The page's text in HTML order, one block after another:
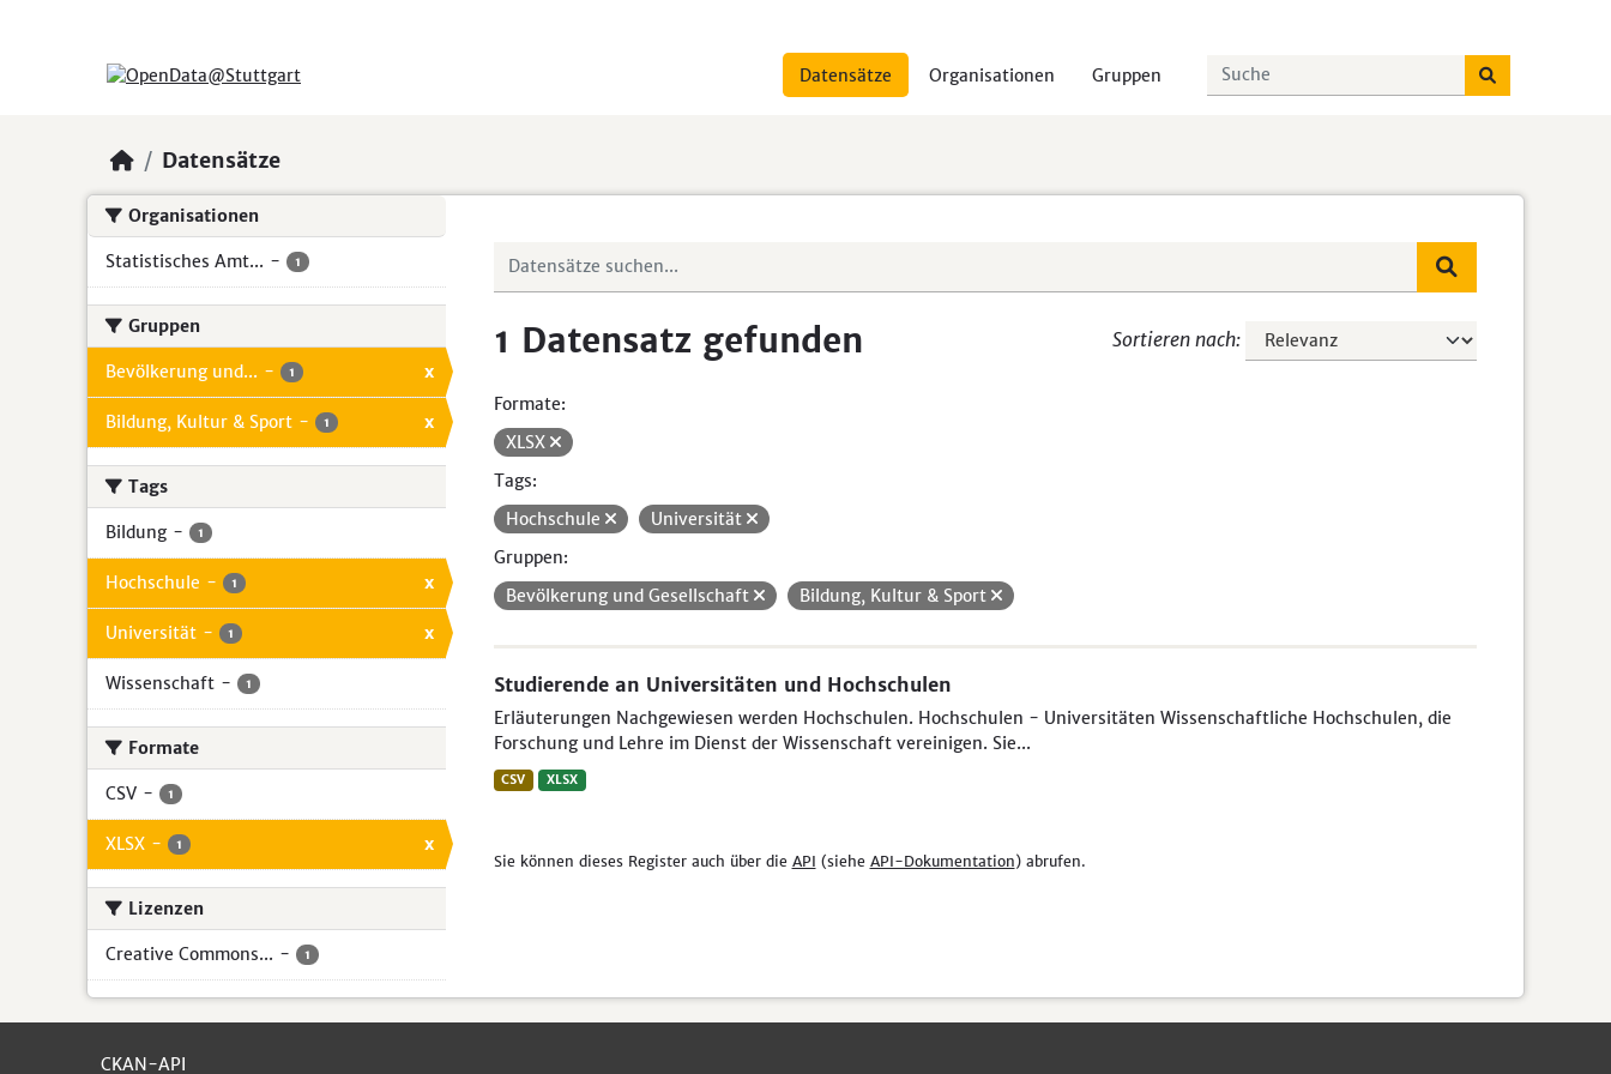
Datensätze Organisationen Gruppen
Datensätze
Organisationen
Statistisches Amt... - 1
Gruppen
Bevölkerung und... - 1 x
Bildung, Kultur & Sport - 1 x
Tags
Bildung - 1
Hochschule - 1 x
Universität - 1 x
Wissenschaft - 1
Formate
CSV - 1
XLSX - 1 x
Lizenzen
Creative Commons... - 1
Sortieren nach
1 Datensatz gefunden
Formate:
XLSX
Tags:
Hochschule
Universität
Gruppen:
Bevölkerung und Gesellschaft
Bildung, Kultur & Sport
Studierende an Universitäten und Hochschulen
Erläuterungen Nachgewiesen werden Hochschulen. Hochschulen - Universitäten Wissenschaftliche Hochschulen, die
Forschung und Lehre im Dienst der Wissenschaft vereinigen. Sie...
CSV XLSX
Sie können dieses Register auch über die API (siehe API-Dokumentation) abrufen.
CKAN-API